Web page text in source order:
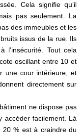
Cela signifie qu’il
pas seulement. La
des immeubles et les
issus de la rue. Ils
l’insécurité. Tout cela
oscillant entre 10 et
une cour intérieure, et
directement sur
ne dispose pas
accéder facilement. Là
% est à craindre du